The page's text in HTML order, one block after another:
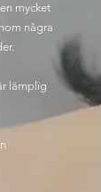
mycket
några
lämplig